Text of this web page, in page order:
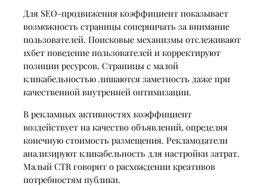
Для SEO-продвижения коэффициент показывает
возможность страницы соперничать за внимание
пользователей. Поисковые механизмы отслеживают
1хбет поведение пользователей и корректируют
позиции ресурсов. Страницы с малой
кликабельностью лишаются заметность даже при
качественной внутренней оптимизации.
В рекламных активностях коэффициент
воздействует на качество объявлений, определяя
конечную стоимость размещения. Рекламодатели
анализируют кликабельность для настройки затрат.
Малый CTR говорит о расхождении креативов
потребностям публики.